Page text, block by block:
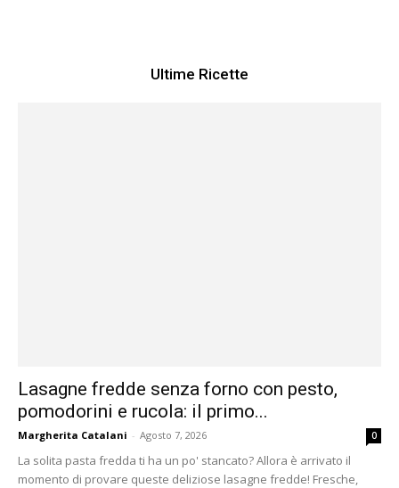
Ultime Ricette
Lasagne fredde senza forno con pesto,
pomodorini e rucola: il primo...
Margherita Catalani - Agosto 7, 2026 0
La solita pasta fredda ti ha un po' stancato? Allora è arrivato il
momento di provare queste deliziose lasagne fredde! Fresche,